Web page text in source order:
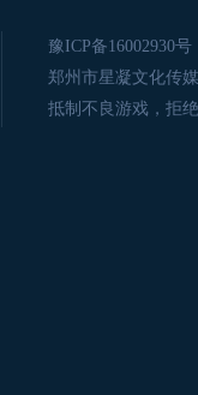
豫ICP备16002930号
郑州市星凝文化传
抵制不良游戏，拒